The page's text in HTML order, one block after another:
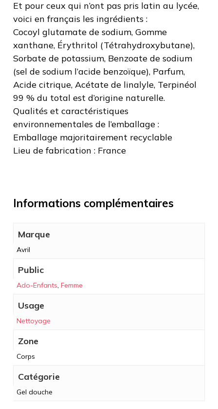
Et pour ceux qui n’ont pas pris latin au lycée,
voici en français les ingrédients :
Cocoyl glutamate de sodium, Gomme
xanthane, Érythritol (Tétrahydroxybutane),
Sorbate de potassium, Benzoate de sodium
(sel de sodium l’acide benzoïque), Parfum,
Acide citrique, Acétate de linalyle, Terpinéol
99 % du total est d’origine naturelle.
Qualités et caractéristiques
environnementales de l’emballage :
Emballage majoritairement recyclable
Lieu de fabrication : France
Informations complémentaires
Marque
Avril
Public
Ado-Enfants, Femme
Usage
Nettoyage
Zone
Corps
Catégorie
Gel douche